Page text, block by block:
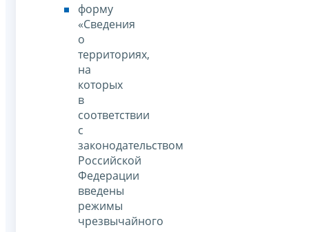
форму
«Сведения
о
территориях,
на
которых
в
соответствии
с
законодательством
Российской
Федерации
введены
режимы
чрезвычайного